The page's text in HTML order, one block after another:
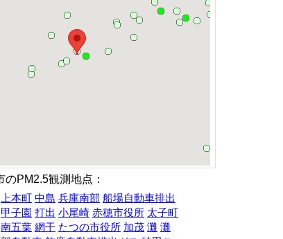
のPM2.5観測地点：
上本町 中島 兵庫南部 船場自動車排出
甲子園 打出 小尾崎 赤穂市役所 太子町
南五葉 網干 たつの市役所 加茂 灘 灘